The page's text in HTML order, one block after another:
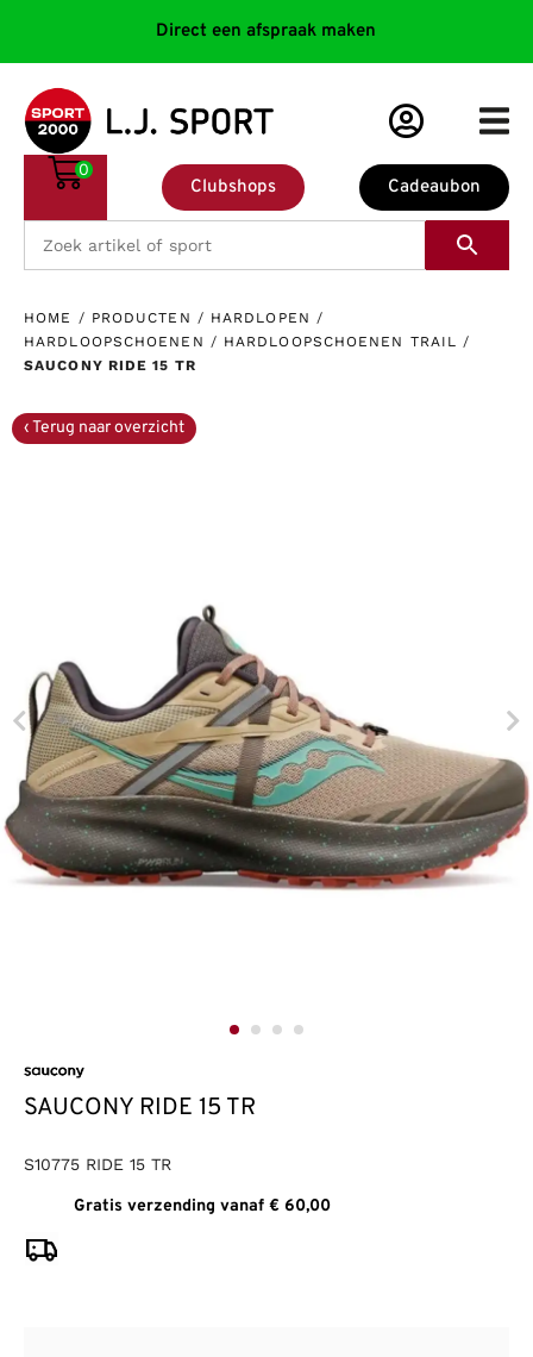
Direct een afspraak maken
Cadeaubon
Clubshops
0
HOME / PRODUCTEN / HARDLOPEN /
HARDLOOPSCHOENEN / HARDLOOPSCHOENEN TRAIL /
SAUCONY RIDE 15 TR
SAUCONY RIDE 15 TR
S10775 RIDE 15 TR
Gratis verzending vanaf € 60,00